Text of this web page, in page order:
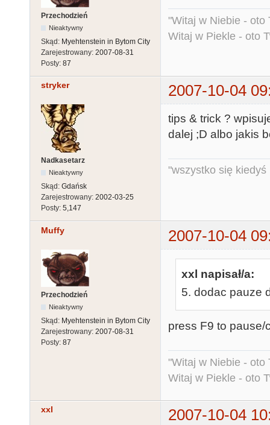
Przechodzień
Nieaktywny
Skąd: Myehtenstein in Bytom City
Zarejestrowany: 2007-08-31
Posty: 87
"Witaj w Niebie - oto
Witaj w Piekle - oto
stryker 2007-10-04
Nadkasetarz
Nieaktywny
Skąd: Gdańsk
Zarejestrowany: 2002-03-25
Posty: 5,147
tips & trick ?
dalej ;D albo jakis
"wszystko się kiedyś
Muffy 2007-10-04
Przechodzień
Nieaktywny
Skąd: Myehtenstein in Bytom City
Zarejestrowany: 2007-08-31
Posty: 87
xxl napisał/a:
5. dodac pauze
press F9 to pause/
"Witaj w Niebie - oto
Witaj w Piekle - oto
xxl 2007-10-04